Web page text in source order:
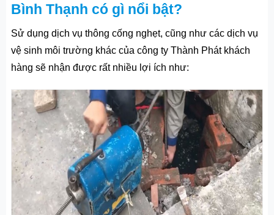
Bình Thạnh có gì nổi bật?
Sử dụng dịch vụ thông cống nghẹt, cũng như các dịch vụ
vệ sinh môi trường khác của công ty Thành Phát khách
hàng sẽ nhận được rất nhiều lợi ích như: